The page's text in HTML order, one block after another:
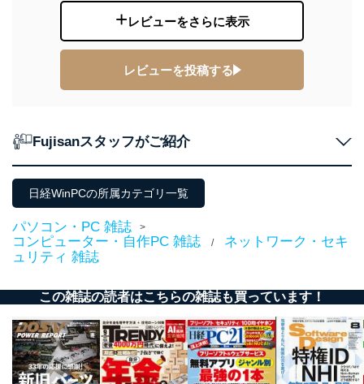
レビューをさらに表示
レビューを投稿する
Fujisanスタッフがご紹介
日経WinPCの所属カテゴリ一覧
パソコン・PC 雑誌 >
コンピューター・自作PC 雑誌 /
ネットワーク・セキ
ュリティ 雑誌
この雑誌の読者はこちらの雑誌も買っています！